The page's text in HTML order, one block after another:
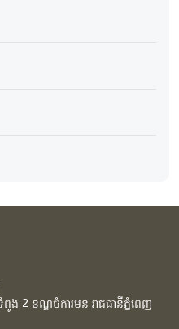
ង 2 ខណ្ឌចំការមន រាជធានីភ្នំពេញ